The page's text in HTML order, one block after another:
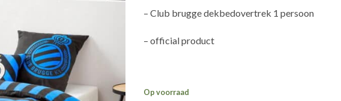
– Club brugge dekbedovertrek 1 persoon
– official product
Op voorraad